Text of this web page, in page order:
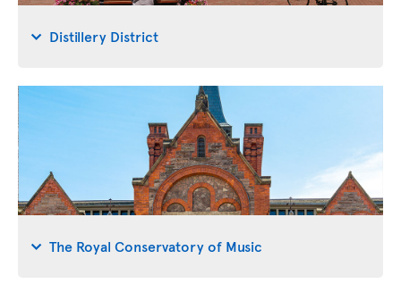
Distillery District
The Royal Conservatory of Music